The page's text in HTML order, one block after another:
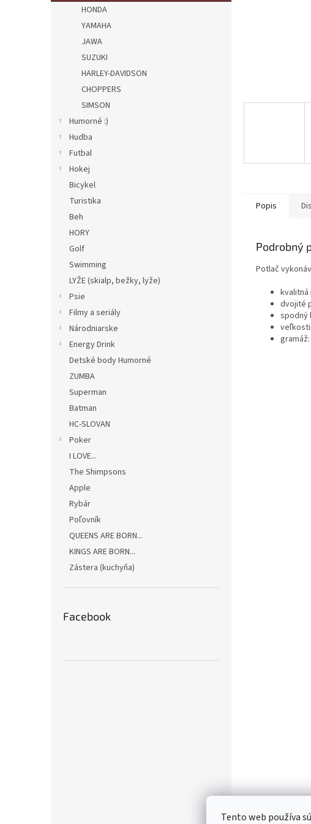
Tento web používa
HONDA
YAMAHA
JAWA
SUZUKI
HARLEY-DAVIDSON
CHOPPERS
SIMSON
Humorné :)
Hudba
Futbal
Hokej
Bicykel
Turistika
Beh
HORY
Golf
Swimming
LYŽE (skialp, bežky, lyže)
Psie
Filmy a seriály
Národniarske
Energy Drink
Detské body Humorné
ZUMBA
Superman
Batman
HC-SLOVAN
Poker
I LOVE...
The Shimpsons
Apple
Rybár
Poľovník
QUEENS ARE BORN...
KINGS ARE BORN...
Zástera (kuchyňa)
Facebook
Popis
Podrobný
Potlač
kvalitná
dvojité
spodný
veľkosti: